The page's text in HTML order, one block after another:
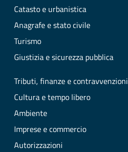
Catasto e urbanistica
Anagrafe e stato civile
Turismo
Giustizia e sicurezza pubblica
Tributi, finanze e contravvenzioni
Cultura e tempo libero
Ambiente
Imprese e commercio
Autorizzazioni